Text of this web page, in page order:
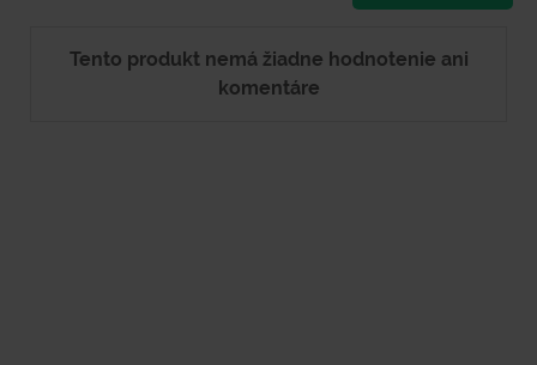
Tento produkt nemá žiadne hodnotenie ani
komentáre